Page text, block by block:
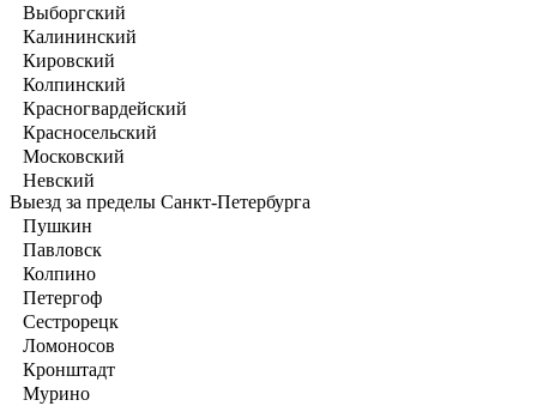
Выборгский
Калининский
Кировский
Колпинский
Красногвардейский
Красносельский
Московский
Невский
Выезд за пределы Санкт-Петербурга
Пушкин
Павловск
Колпино
Петергоф
Сестрорецк
Ломоносов
Кронштадт
Мурино